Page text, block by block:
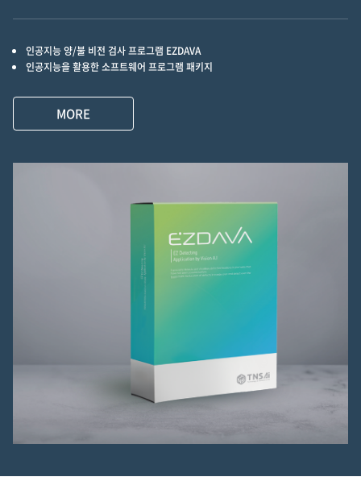
인공지능 양/불 비전 검사 프로그램 EZDAVA
인공지능을 활용한 소프트웨어 프로그램 패키지
MORE